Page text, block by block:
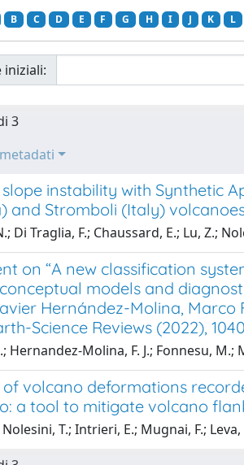
B C D E F G H I J K L
iniziali:
3
instability with Synthetic
and Stromboli (Italy)
Di Traglia, F.; Chaussard, E.; Lu, Z.;
on “A new classification
models and
Hernández-Molina, Marco
Science Reviews (2022),
Hernandez-Molina, F. J.; Fonnesu,
volcano deformations
a tool to mitigate volcano
T.; Intrieri, E.; Mugnai, F.;